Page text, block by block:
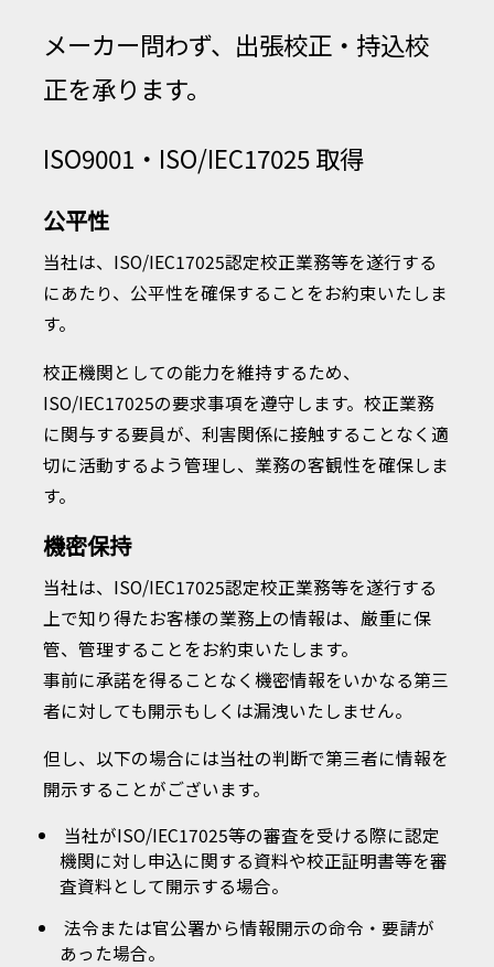
メーカー問わず、出張校正・持込校
正を承ります。
ISO9001・ISO/IEC17025 取得
公平性
当社は、ISO/IEC17025認定校正業務等を遂行する
にあたり、公平性を確保することをお約束いたしま
す。
校正機関としての能力を維持するため、
ISO/IEC17025の要求事項を遵守します。校正業務
に関与する要員が、利害関係に接触することなく適
切に活動するよう管理し、業務の客観性を確保しま
す。
機密保持
当社は、ISO/IEC17025認定校正業務等を遂行する
上で知り得たお客様の業務上の情報は、厳重に保
管、管理することをお約束いたします。
事前に承諾を得ることなく機密情報をいかなる第三
者に対しても開示もしくは漏洩いたしません。
但し、以下の場合には当社の判断で第三者に情報を
開示することがございます。
当社がISO/IEC17025等の審査を受ける際に認定
機関に対し申込に関する資料や校正証明書等を審
査資料として開示する場合。
法令または官公署から情報開示の命令・要請が
あった場合。